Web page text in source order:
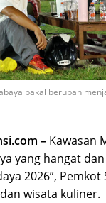
bakal berubah
– Kawasan
yang hangat
2026”,
wisata kuliner.